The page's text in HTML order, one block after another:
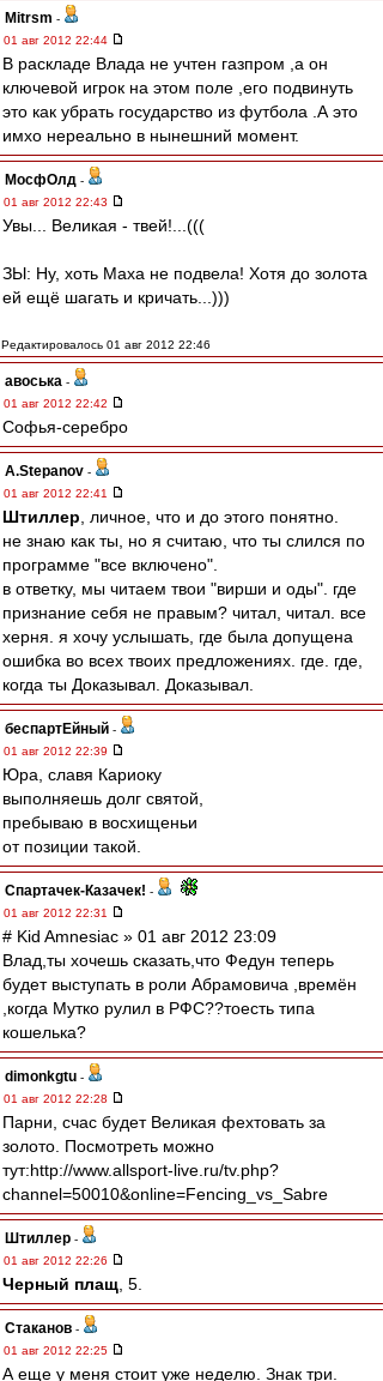
Mitrsm -
01 авг 2012 22:44
В раскладе Влада не учтен газпром ,а он
ключевой игрок на этом поле ,его подвинуть
это как убрать государство из футбола .А это
имхо нереально в нынешний момент.
МосфОлд -
01 авг 2012 22:43
Увы... Великая - твей!...(((
ЗЫ: Ну, хоть Маха не подвела! Хотя до золота
ей ещё шагать и кричать...)))
Редактировалось 01 авг 2012 22:46
авоська -
01 авг 2012 22:42
Софья-серебро
A.Stepanov -
01 авг 2012 22:41
Штиллер , личное, что и до этого понятно.
не знаю как ты, но я считаю, что ты слился по
программе "все включено".
в ответку, мы читаем твои "вирши и оды". где
признание себя не правым? читал, читал. все
херня. я хочу услышать, где была допущена
ошибка во всех твоих предложениях. где. где,
когда ты Доказывал. Доказывал.
беспартЕйный -
01 авг 2012 22:39
Юра, славя Кариоку
выполняешь долг святой,
пребываю в восхищеньи
от позиции такой.
Спартачек-Казачек! -
01 авг 2012 22:31
# Kid Amnesiac » 01 авг 2012 23:09
Влад,ты хочешь сказать,что Федун теперь
будет выступать в роли Абрамовича ,времён
,когда Мутко рулил в РФС??тоесть типа
кошелька?
dimonkgtu -
01 авг 2012 22:28
Парни, счас будет Великая фехтовать за
золото. Посмотреть можно
тут:http://www.allsport-live.ru/tv.php?
channel=50010&online=Fencing_vs_Sabre
Штиллер -
01 авг 2012 22:26
Черный плащ , 5.
Cтаканов -
01 авг 2012 22:25
А еще у меня стоит уже неделю. Знак три.